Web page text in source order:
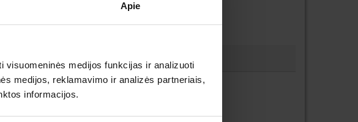
Apie
visuomeninės medijos funkcijas ir analizuoti
medijos, reklamavimo ir analizės partneriais,
informacijos.